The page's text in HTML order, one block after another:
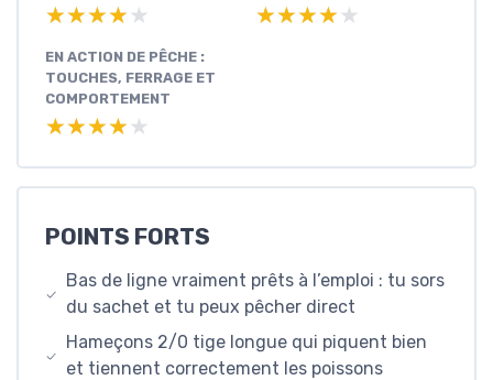
★★★★★
★★★★★ ★★★★★
★★★★★
EN ACTION DE PÊCHE :
TOUCHES, FERRAGE ET
COMPORTEMENT
★★★★★
★★★★★
POINTS FORTS
Bas de ligne vraiment prêts à l’emploi : tu sors
du sachet et tu peux pêcher direct
Hameçons 2/0 tige longue qui piquent bien
et tiennent correctement les poissons